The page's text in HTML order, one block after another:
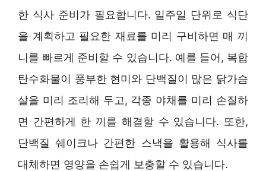
한 식사 준비가 필요합니다. 일주일 단위로 식단
을 계획하고 필요한 재료를 미리 구비하면 매 끼
니를 빠르게 준비할 수 있습니다. 예를 들어, 복합
탄수화물이 풍부한 현미와 단백질이 많은 닭가슴
살을 미리 조리해 두고, 각종 야채를 미리 손질하
면 간편하게 한 끼를 해결할 수 있습니다. 또한,
단백질 쉐이크나 간편한 스낵을 활용해 식사를
대체하면 영양을 손쉽게 보충할 수 있습니다.